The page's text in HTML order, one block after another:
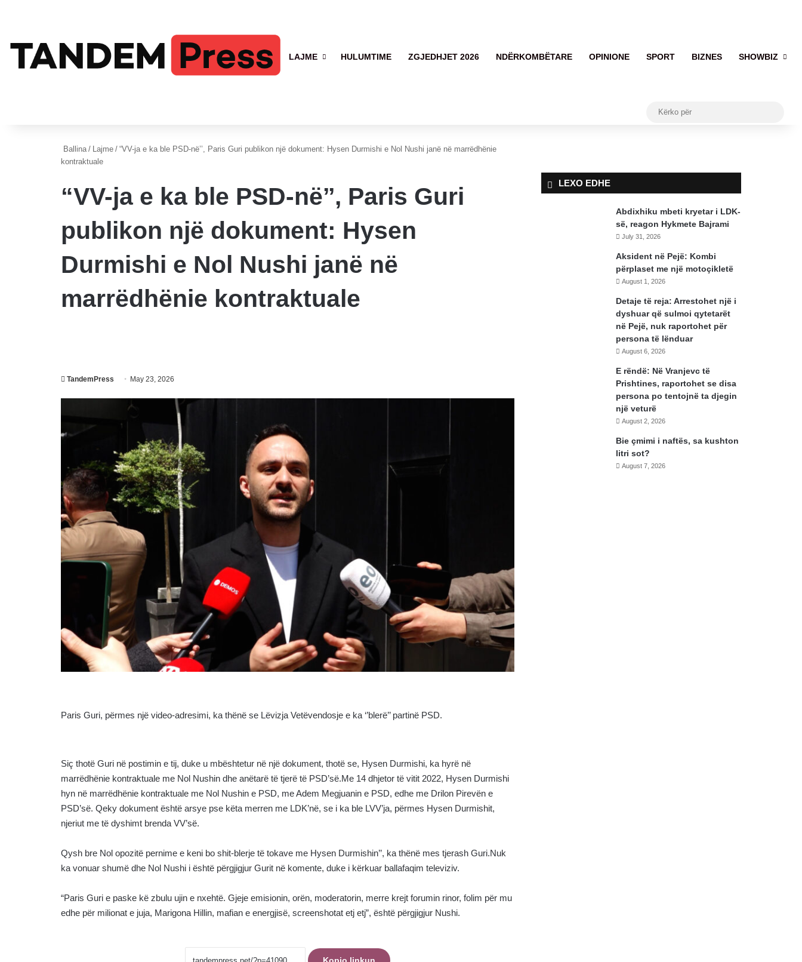
LAJME HULUMTIME ZGJEDHJET 2026 NDËRKOMBËTARE OPINIONE SPORT BIZNES SHOWBIZ
Ballina / Lajme / “VV-ja e ka ble PSD-në’’, Paris Guri publikon një dokument: Hysen Durmishi e Nol Nushi janë në marrëdhënie
kontraktuale
“VV-ja e ka ble PSD-në’’, Paris Guri
publikon një dokument: Hysen
Durmishi e Nol Nushi janë në
marrëdhënie kontraktuale
TandemPress May 23, 2026
Paris Guri, përmes një video-adresimi, ka thënë se Lëvizja Vetëvendosje e ka ‘’blerë’’ partinë PSD.
Siç thotë Guri në postimin e tij, duke u mbështetur në një dokument, thotë se, Hysen Durmishi, ka hyrë në
marrëdhënie kontraktuale me Nol Nushin dhe anëtarë të tjerë të PSD’së.Me 14 dhjetor të vitit 2022, Hysen Durmishi
hyn në marrëdhënie kontraktuale me Nol Nushin e PSD, me Adem Megjuanin e PSD, edhe me Drilon Pirevën e
PSD’së. Qeky dokument është arsye pse këta merren me LDK’në, se i ka ble LVV’ja, përmes Hysen Durmishit,
njeriut me të dyshimt brenda VV’së.
Qysh bre Nol opozitë pernime e keni bo shit-blerje të tokave me Hysen Durmishin’’, ka thënë mes tjerash Guri.Nuk
ka vonuar shumë dhe Nol Nushi i është përgjigjur Gurit në komente, duke i kërkuar ballafaqim televiziv.
“Paris Guri e paske kë zbulu ujin e nxehtë. Gjeje emisionin, orën, moderatorin, merre krejt forumin rinor, folim për mu
edhe për milionat e juja, Marigona Hillin, mafian e energjisë, screenshotat etj etj”, është përgjigjur Nushi.
LEXO EDHE
Abdixhiku mbeti kryetar i LDK-
së, reagon Hykmete Bajrami
July 31, 2026
Aksident në Pejë: Kombi
përplaset me një motoçikletë
August 1, 2026
Detaje të reja: Arrestohet një i
dyshuar që sulmoi qytetarët
në Pejë, nuk raportohet për
persona të lënduar
August 6, 2026
E rëndë: Në Vranjevc të
Prishtines, raportohet se disa
persona po tentojnë ta djegin
një veturë
August 2, 2026
Bie çmimi i naftës, sa kushton
litri sot?
August 7, 2026